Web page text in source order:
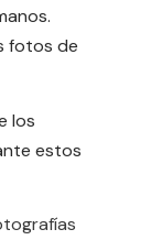
fotos de
los
estos